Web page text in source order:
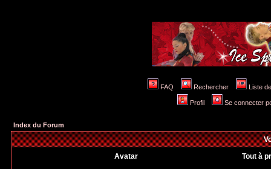
FAQ Rechercher Liste
Profil Se connecter
Index du Forum
Avatar
Tout à